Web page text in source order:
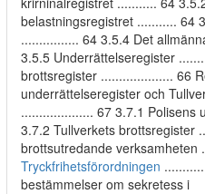
belastningsregistret ........... 64
................ 64 3.5.4 Det
3.5.5 Underrättelseregister
brottsregister .................... 66
underrättelseregister och
.................... 67 3.7.1 Polisens
3.7.2 Tullverkets brottsregister
brottsutredande verksamheten
Tryckfrihetsförordningen
bestämmelser om sekretess i